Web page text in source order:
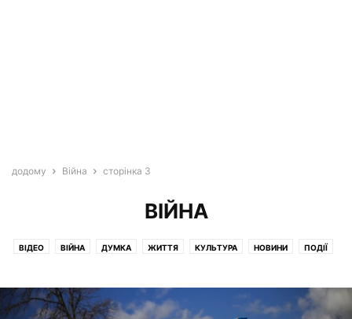
додому Війна сторінка 3
ВІЙНА
ВІДЕО ВІЙНА ДУМКА ЖИТТЯ КУЛЬТУРА НОВИНИ ПОДІЇ